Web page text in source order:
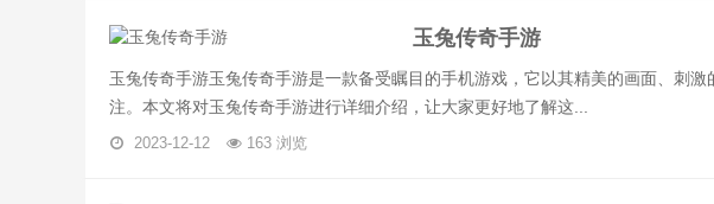
玉兔传奇手游
玉兔传奇手游玉兔传奇手游是一款备受瞩目的手机游戏，它以其精美的画面、刺
注。本文将对玉兔传奇手游进行详细介绍，让大家更好地了解这...
2023-12-12 163 浏览